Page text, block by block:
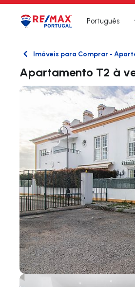
Logo Ir para página inicial
Português
VoltarImóveis para Comprar -
Apartamento T2 à